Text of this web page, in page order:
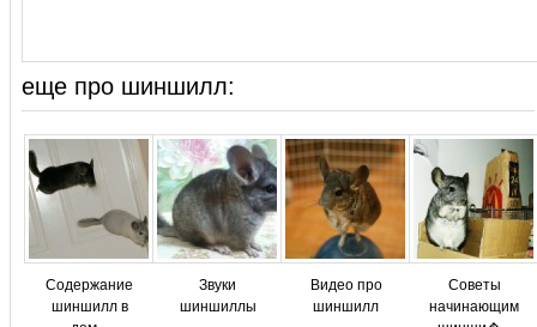
еще про шиншилл:
Содержание
шиншилл в
Звуки
шиншиллы
Видео про
шиншилл
Советы
начинающим